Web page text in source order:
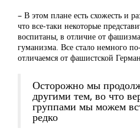
– В этом плане есть схожесть и
что все-таки некоторые
воспитаны, в отличие от
гуманизма. Все стало немного
отличаемся от фашистской
Осторожно мы
другими тем, во что
группами мы можем
редко